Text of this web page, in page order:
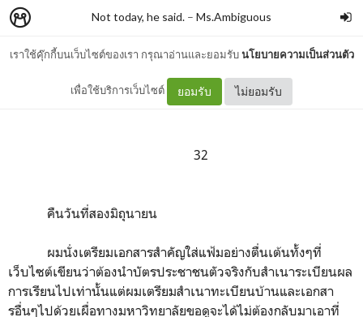
เราใช้คุ๊กกี้บนเว็บไซต์ของเรา กรุณาอ่านและยอมรับนโยบายความเป็นส่วนตัว
เพื่อใช้บริการเว็บไซต์ ยอมรับ ไม่ยอมรับ
Not today, he said. – Ms.Ambiguous
I'm your father
32
คืนวันที่สองมิถุนายน
ผมนั่งเตรียมเอกสารสำคัญใส่แฟ้มอย่างตื่นเต้นทั้งๆที่
เว็บไซต์เขียนว่าต้องนำบัตรประชาชนตัวจริงกับสำเนาระเบียนผล
การเรียนไปเท่านั้นแต่ผมเตรียมสำเนาทะเบียนบ้านและเอกสา
รอื่นๆไปด้วยเผื่อทางมหาวิทยาลัยขอดูจะได้ไม่ต้องกลับมาเอาที่